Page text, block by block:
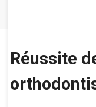
Réussite